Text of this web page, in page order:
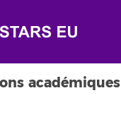
académiques